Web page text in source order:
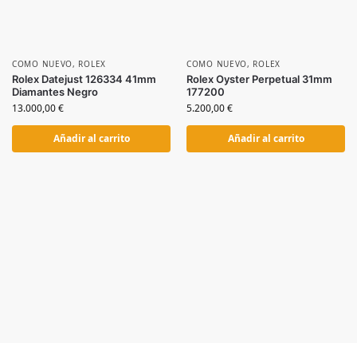
COMO NUEVO, ROLEX
Rolex Datejust 126334 41mm
Diamantes Negro
13.000,00€
Añadir al carrito
COMO NUEVO, ROLEX
Rolex Oyster Perpetual 31mm
177200
5.200,00€
Añadir al carrito